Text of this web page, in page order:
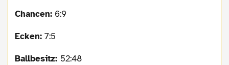
Chancen: 6:9
Ecken: 7:5
Ballbesitz: 52:48